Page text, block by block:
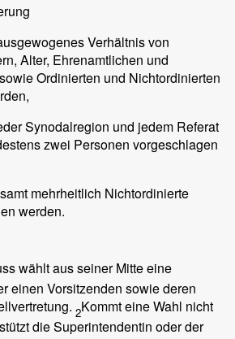
Verhältnis von
Alter, Ehrenamtlichen und
Ordinierten und Nichtordinierten
Synodalregion und jedem Referat
zwei Personen vorgeschlagen
mehrheitlich Nichtordinierte
werden.
wählt aus seiner Mitte eine
einen Vorsitzenden sowie deren
2Kommt eine Wahl nicht
die Superintendentin oder der